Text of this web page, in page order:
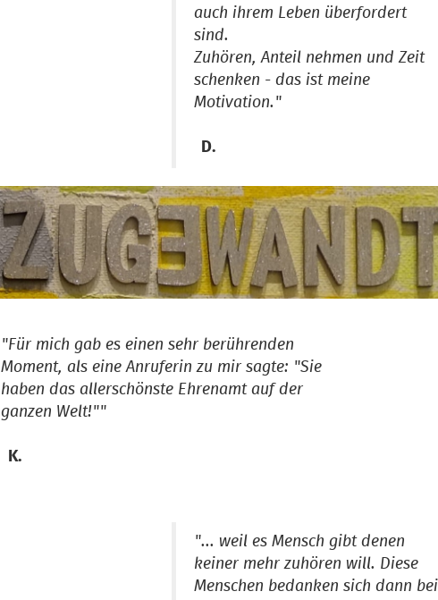
auch ihrem Leben überfordert
sind.
Zuhören, Anteil nehmen und Zeit
schenken - das ist meine
Motivation."
D.
"Für mich gab es einen sehr berührenden
Moment, als eine Anruferin zu mir sagte: "Sie
haben das allerschönste Ehrenamt auf der
ganzen Welt!""
K.
"... weil es Mensch gibt denen
keiner mehr zuhören will. Diese
Menschen bedanken sich dann bei